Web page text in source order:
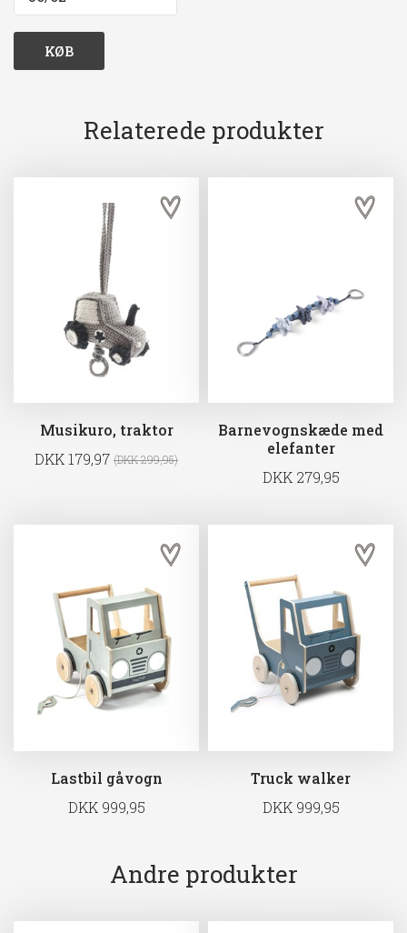
KØB
Relaterede produkter
Musikuro, traktor
DKK 179,97 (DKK 299,95)
Barnevognskæde med
elefanter
DKK 279,95
Lastbil gåvogn
DKK 999,95
Truck walker
DKK 999,95
Andre produkter